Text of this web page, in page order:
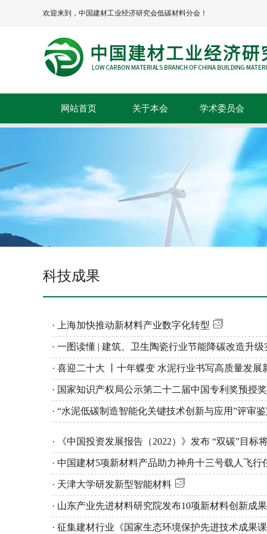
欢迎来到，中国建材工业经济研究会低碳材料分会！
网站首页 关于本会
协会领导
学术委员会
科技成果
· 上海加快推动新材料产业数字化转型
· 一图读懂 | 建筑、卫生陶瓷行业节能降碳改造升
· 喜迎二十大 丨十年蝶变 水泥行业书写高质量发展
· 国家知识产权局公示第二十二届中国专利奖预授
· “水泥低碳制造智能化关键技术创新与应用”评审
· 《中国投资发展报告（2022）》发布 “双碳”目标
· 中国建材5项新材料产品助力神舟十三号载人飞
· 天津大学研发新型智能材料
· 山东产业先进材料研究院发布10项新材料创新成果
· 征集建材行业《国家生态环境保护先进技术成果